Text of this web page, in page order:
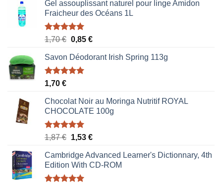
Gel assouplissant naturel pour linge Amidon
Fraicheur des Océans 1L
Note5.00
1,70€ Le
initial
était :
0,85 €Le
actuel
Savon Déodorant Irish Spring 113g
Note5.00
1,70 €
Chocolat Noir au Moringa Nutritif ROYAL
CHOCOLATE 100g
Note5.00
1,87€ Le
initial
était :
1,87 €.
1,53 €Le
actuel
est :
Cambridge Advanced Learner's Dictionnary, 4th
Edition With CD-ROM